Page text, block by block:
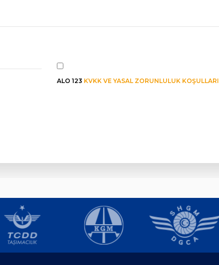
ALO 123 KVKK VE YASAL ZORUNLULUK KOŞULLARI